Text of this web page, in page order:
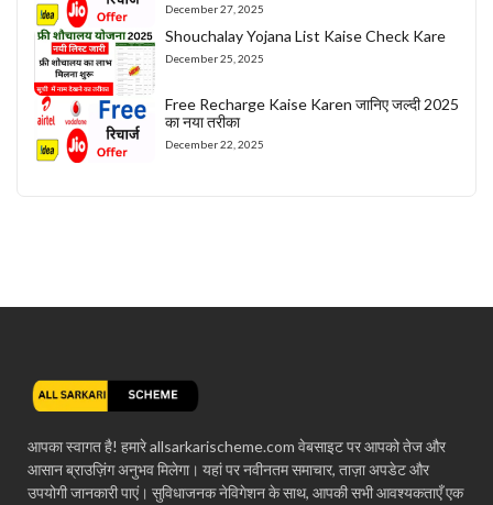
December 27, 2025
Shouchalay Yojana List Kaise Check Kare
December 25, 2025
Free Recharge Kaise Karen जानिए जल्दी 2025
का नया तरीका
December 22, 2025
आपका स्वागत है! हमारे allsarkarischeme.com वेबसाइट पर आपको तेज और
आसान ब्राउज़िंग अनुभव मिलेगा। यहां पर नवीनतम समाचार, ताज़ा अपडेट और
उपयोगी जानकारी पाएं। सुविधाजनक नेविगेशन के साथ, आपकी सभी आवश्यकताएँ एक